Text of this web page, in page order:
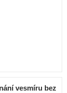
vesmíru bez